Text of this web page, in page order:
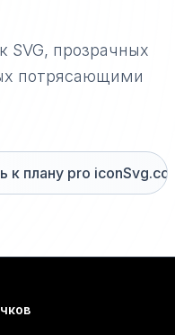
SVG, прозрачных
потрясающими
к плану pro iconSvg.co